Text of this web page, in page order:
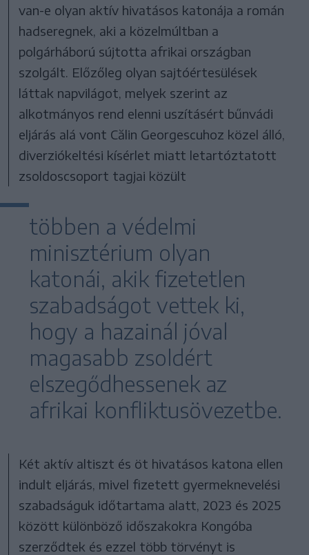
van-e olyan aktív hivatásos katonája a román
hadseregnek, aki a közelmúltban a
polgárháború sújtotta afrikai országban
szolgált. Előzőleg olyan sajtóértesülések
láttak napvilágot, melyek szerint az
alkotmányos rend elenni uszításért bűnvádi
eljárás alá vont Călin Georgescuhoz közel álló,
diverziókeltési kísérlet miatt letartóztatott
zsoldoscsoport tagjai közült
többen a védelmi
minisztérium olyan
katonái, akik fizetetlen
szabadságot vettek ki,
hogy a hazainál jóval
magasabb zsoldért
elszegődhessenek az
afrikai konfliktusövezetbe.
Két aktív altiszt és öt hivatásos katona ellen
indult eljárás, mivel fizetett gyermeknevelési
szabadságuk időtartama alatt, 2023 és 2025
között különböző időszakokra Kongóba
szerződtek és ezzel több törvényt is